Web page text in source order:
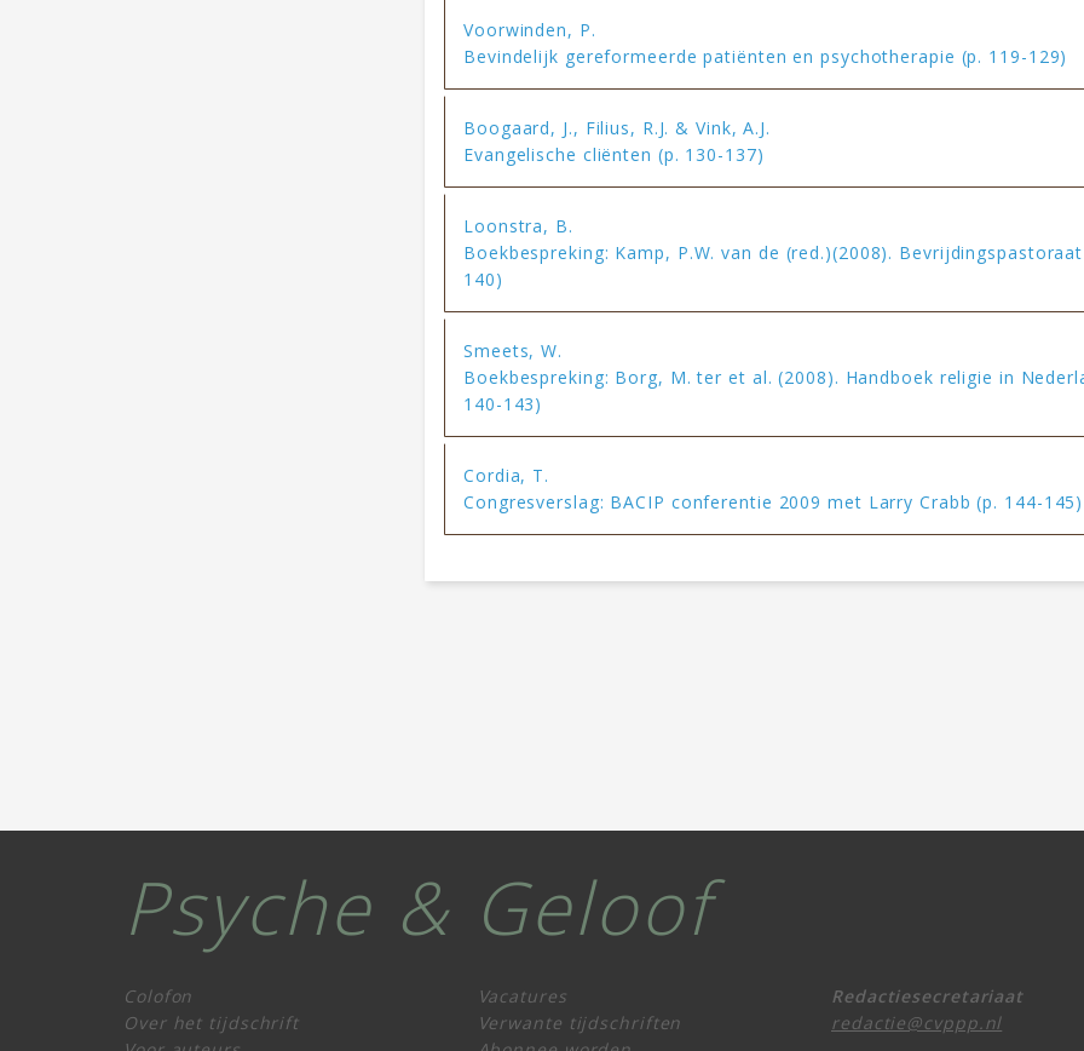
Voorwinden, P.
Bevindelijk gereformeerde patiënten en psychotherapie (p. 119-129)
Boogaard, J., Filius, R.J. & Vink, A.J.
Evangelische cliënten (p. 130-137)
Loonstra, B.
Boekbespreking: Kamp, P.W. van de (red.)(2008).
140)
Smeets, W.
Boekbespreking: Borg, M. ter et al. (2008). Handboek religie in
140-143)
Cordia, T.
Congresverslag: BACIP conferentie 2009 met Larry Crabb (p. 144-145)
Psyche & Geloof
Colofon
Over het tijdschrift
Vacatures
Verwante tijdschriften
Redactiesecretariaat
redactie@cvppp.nl